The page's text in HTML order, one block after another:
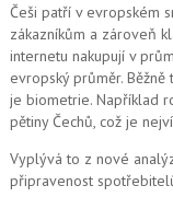
Češi patří v evropském
zákazníkům a zároveň
internetu nakupují v
evropský průměr.
je biometrie. Například
pětiny Čechů, což je
Vyplývá to z nové
připravenost